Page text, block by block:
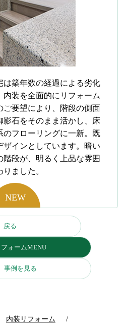
は築年数の経過による劣化
内装を全面的にリフォーム
ご要望により、階段の側面
影石をそのまま活かし、床
のフローリングに一新。既
ザインとしています。暗い
段が、明るく上品な雰囲
ました。
戻る
フォームMENU
事例を見る
内装リフォーム